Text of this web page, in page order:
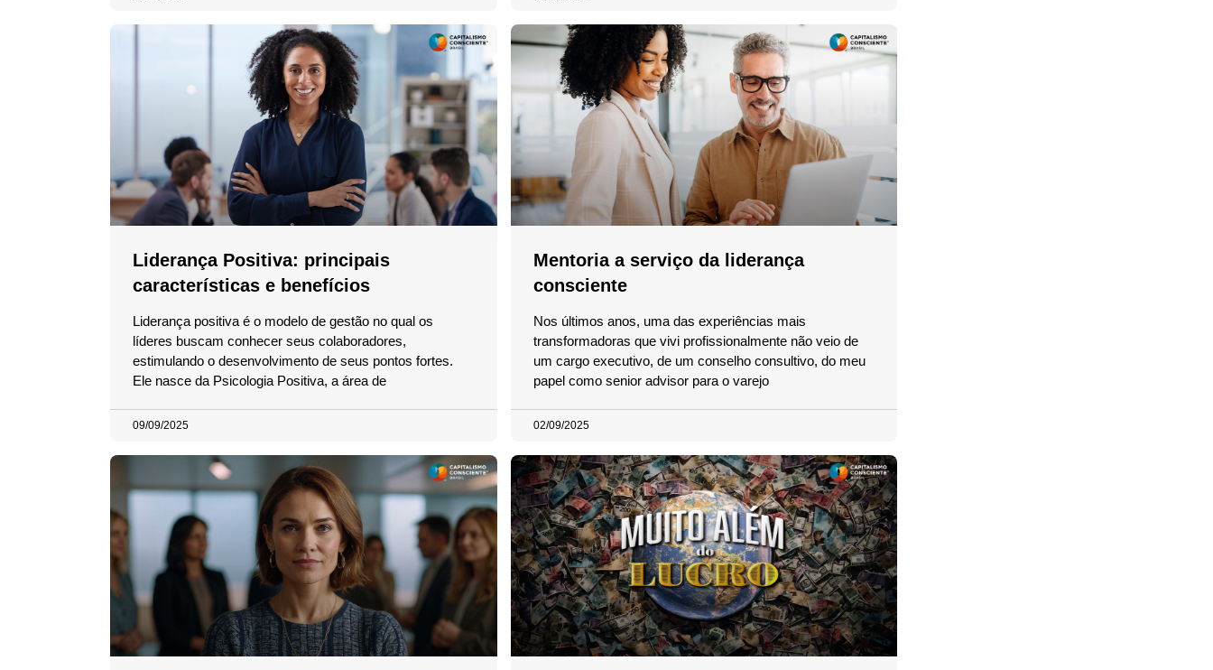
Liderança Positiva: principais
características e benefícios
Liderança positiva é o modelo de gestão no qual os
líderes buscam conhecer seus colaboradores,
estimulando o desenvolvimento de seus pontos fortes.
Ele nasce da Psicologia Positiva, a área de
09/09/2025
Mentoria a serviço da liderança
consciente
Nos últimos anos, uma das experiências mais
transformadoras que vivi profissionalmente não veio de
um cargo executivo, de um conselho consultivo, do meu
papel como senior advisor para o varejo
02/09/2025